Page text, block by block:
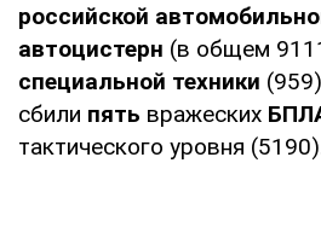
российской
автоцистерн (в общем
специальной техники
сбили пять вражеских
тактического уровня